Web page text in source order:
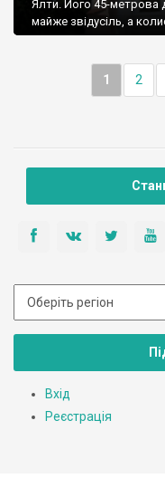
Ялти. Його 45-метрова
майже звідусіль, а
1 2
Вхід
Реєстрація